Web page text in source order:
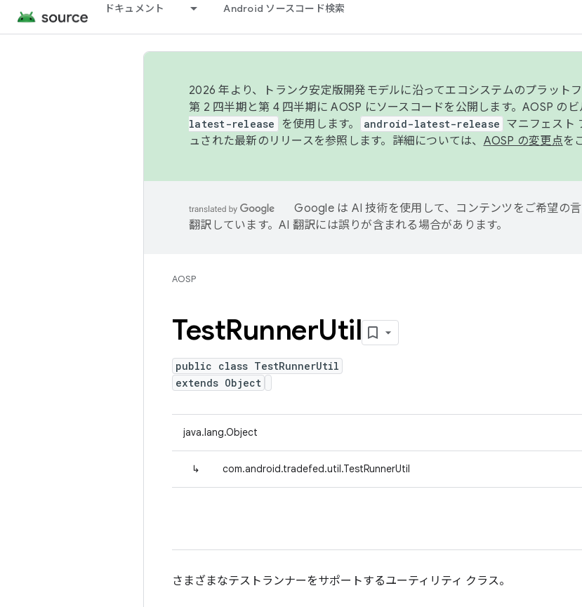
ドキュメント Android ソースコード検索
2026 年より、トランク安定版開発モデルに沿ってエコシステムのプラット
第 2 四半期と第 4 四半期に AOSP にソースコードを公開します。AOSP のビ
latest-release
を使用します。 android-latest-release マニフェスト
ュされた最新のリリースを参照します。詳細については、 AOSP の変更点を
Google は AI 技術を使用して、コンテンツをご希望の
翻訳しています。AI 翻訳には誤りが含まれる場合があります。
AOSP
TestRunnerUtil
public class TestRunnerUtil
extends Object
java.lang.Object
↳ com.android.tradefed.util.TestRunnerUtil
さまざまなテストランナーをサポートするユーティリティ クラス。